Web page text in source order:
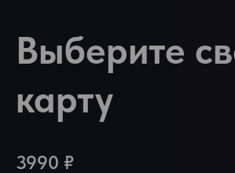
Выберите
карту
3990 ₽